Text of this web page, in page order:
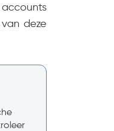
deze